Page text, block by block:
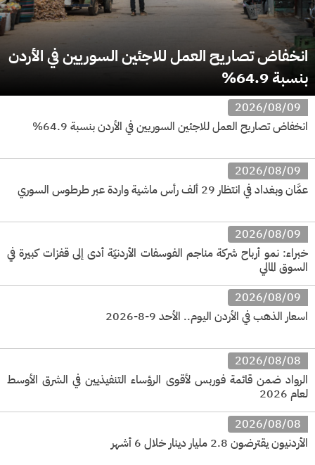
انخفاض تصاريح العمل للاجئين السوريين في الأردن
بنسبة 64.9%
2026/08/09
انخفاض تصاريح العمل للاجئين السوريين في الأردن بنسبة 64.9%
2026/08/09
عمَّان وبغداد في انتظار 29 ألف رأس ماشية واردة عبر طرطوس السوري
2026/08/09
خبراء: نمو أرباح شركة مناجم الفوسفات الأردنيّة أدى إلى قفزات كبيرة في
السوق المالي
2026/08/09
اسعار الذهب في الأردن اليوم.. الأحد 9-8-2026
2026/08/08
الرواد ضمن قائمة فوربس لأقوى الرؤساء التنفيذيين في الشرق الأوسط
لعام 2026
2026/08/08
الأردنيون يقترضون 2.8 مليار دينار خلال 6 أشهر